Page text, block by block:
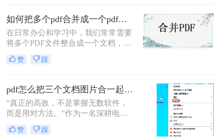
方法，帮你解决操作繁琐、安全隐忧
等核心困扰。那么多个pdf怎么合并成
一个pdf呢？本文基于真实测试和数
用技能。
如何把多个pdf合并成一个pdf？来试试这两种高效方法！
在日常办公和学习中，我们常常需要
将多个PDF文件整合成一个文档，以
便更好地管理和分享信息。那么如何
把多个pdf合并成一个pdf呢？为了帮
介绍两种简单而实用的方法来合并多
个PDF文件。
赞 踩
pdf怎么把三个文档图片合一起？三招搞定，最后一招在线即用无门槛！
“真正的高效，不是掌握无数软件，
而是用对方法。”作为一名深耕电脑
办公软件测评多年的博主，小编经常
在后台收到类似的求助：“手头有三
赞 踩